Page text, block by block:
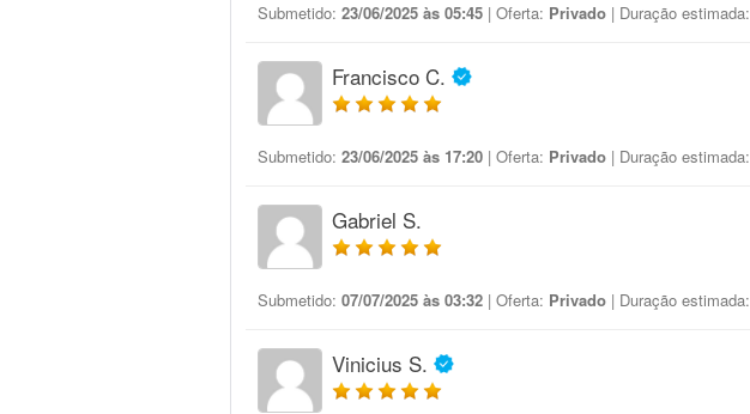
Submetido: 23/06/2025 às 05:45 | Oferta: Privado | Duração estimada:
Francisco C.
Submetido: 23/06/2025 às 17:20 | Oferta: Privado | Duração estimada:
Gabriel S.
Submetido: 07/07/2025 às 03:32 | Oferta: Privado | Duração estimada:
Vinicius S.